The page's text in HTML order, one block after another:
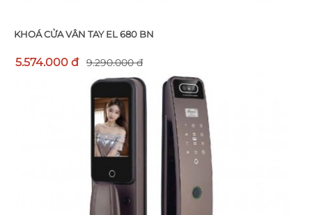
KHOÁ CỬA VÂN TAY EL 680 BN
5.574.000 đ 9.290.000 đ